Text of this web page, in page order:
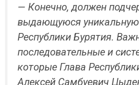
— Конечно, должен
выдающуюся
Республики Бурятия.
последовательные и
которые Глава
Алексей Самбуевич